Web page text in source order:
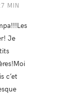
MIN
Je
c’et